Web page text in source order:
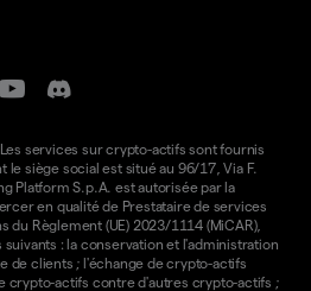
services sur crypto-actifs sont fournis
le siège social est situé au 96/17, Via F.
Platform S.p.A. est autorisée par la
en qualité de Prestataire de services
du Règlement (UE) 2023/1114 (MiCAR),
: la conservation et l'administration
de clients ; l'échange de crypto-actifs
crypto-actifs contre d'autres crypto-actifs ;